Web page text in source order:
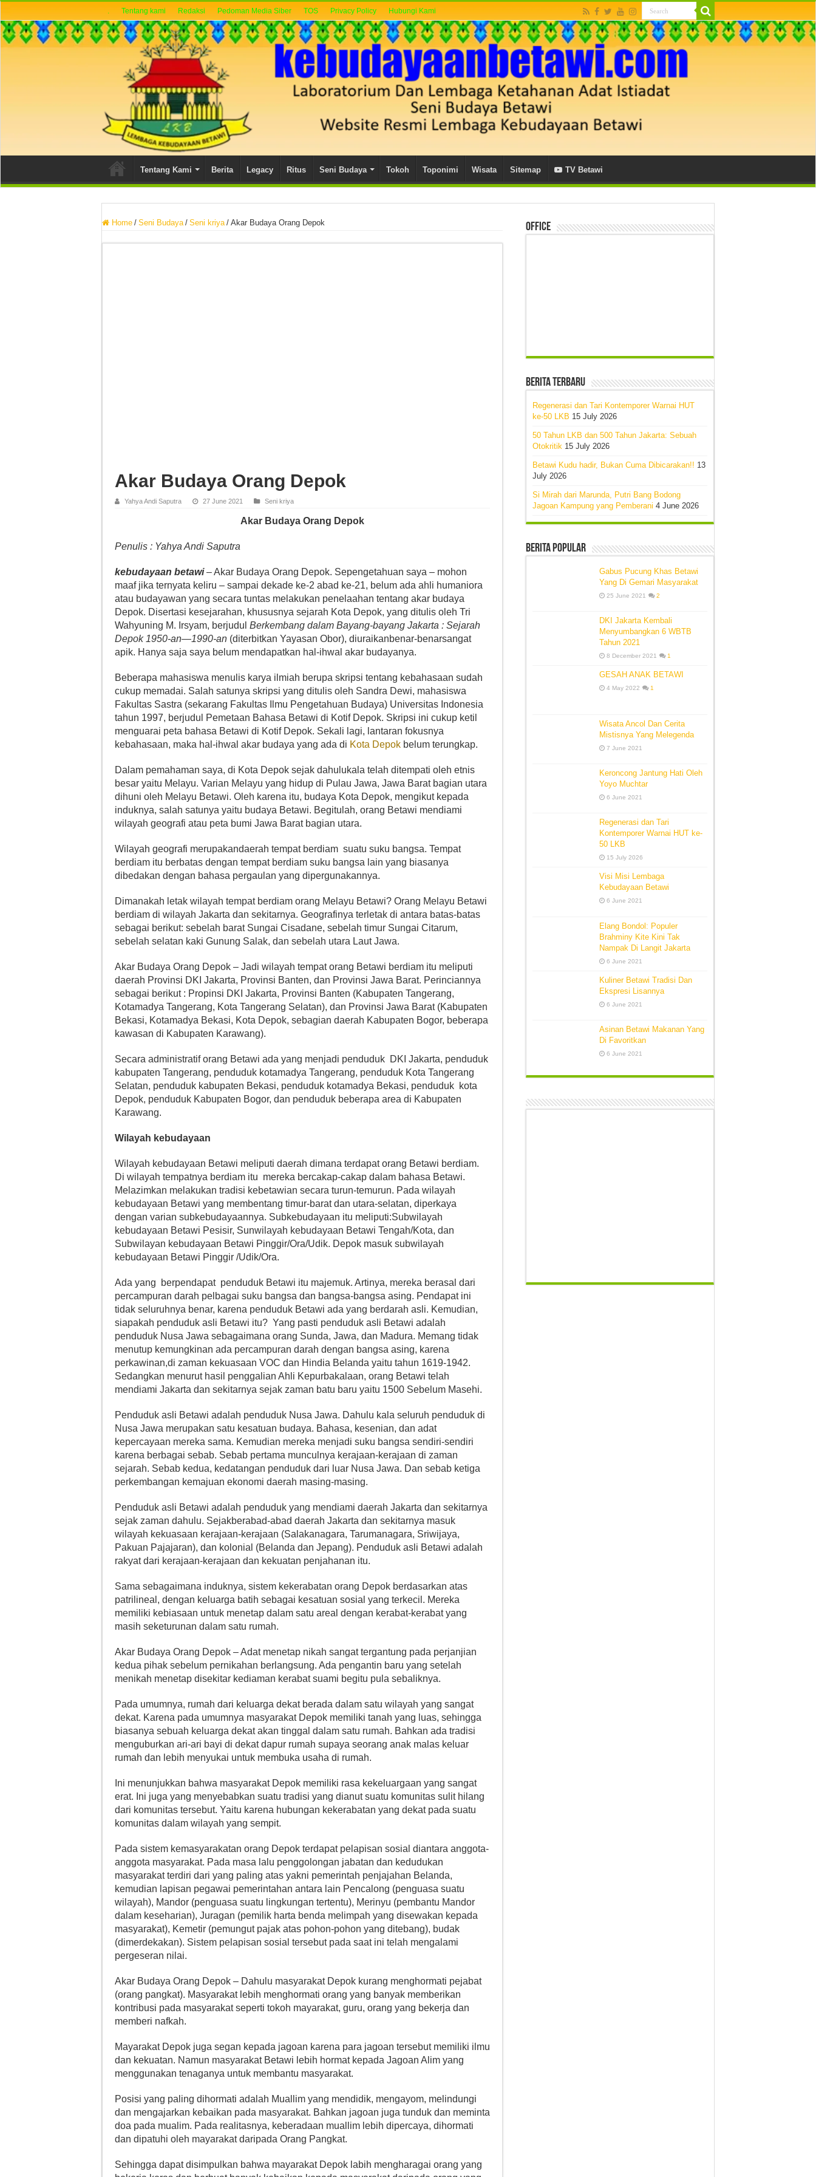
. Tentang kami Redaksi Pedoman Media Siber TOS Privacy Policy Hubungi Kami
Tentang Kami Berita Legacy Ritus Seni Budaya Tokoh Toponimi Wisata Sitemap TV Betawi
Home / Seni Budaya / Seni kriya / Akar Budaya Orang Depok
Akar Budaya Orang Depok
Yahya Andi Saputra 27 June 2021 Seni kriya
Akar Budaya Orang Depok
Penulis : Yahya Andi Saputra
kebudayaan betawi– Akar Budaya Orang Depok. Sepengetahuan saya – mohon
maaf jika ternyata keliru – sampai dekade ke-2 abad ke-21, belum ada ahli humaniora
atau budayawan yang secara tuntas melakukan penelaahan tentang akar budaya
Depok. Disertasi kesejarahan, khususnya sejarah Kota Depok, yang ditulis oleh Tri
Wahyuning M. Irsyam, berjudul Berkembang dalam Bayang-bayang Jakarta : Sejarah
Depok 1950-an—1990-an (diterbitkan Yayasan Obor), diuraikanbenar-benarsangat
apik. Hanya saja saya belum mendapatkan hal-ihwal akar budayanya.
Beberapa mahasiswa menulis karya ilmiah berupa skripsi tentang kebahasaan sudah
cukup memadai. Salah satunya skripsi yang ditulis oleh Sandra Dewi, mahasiswa
Fakultas Sastra (sekarang Fakultas Ilmu Pengetahuan Budaya) Universitas Indonesia
tahun 1997, berjudul Pemetaan Bahasa Betawi di Kotif Depok. Skripsi ini cukup ketil
menguarai peta bahasa Betawi di Kotif Depok. Sekali lagi, lantaran fokusnya
kebahasaan, maka hal-ihwal akar budaya yang ada di Kota Depok belum terungkap.
Dalam pemahaman saya, di Kota Depok sejak dahulukala telah ditempati oleh etnis
besar yaitu Melayu. Varian Melayu yang hidup di Pulau Jawa, Jawa Barat bagian utara
dihuni oleh Melayu Betawi. Oleh karena itu, budaya Kota Depok, mengikut kepada
induknya, salah satunya yaitu budaya Betawi. Begitulah, orang Betawi mendiami
wilayah geografi atau peta bumi Jawa Barat bagian utara.
Wilayah geografi merupakandaerah tempat berdiam suatu suku bangsa. Tempat
berdiam itu berbatas dengan tempat berdiam suku bangsa lain yang biasanya
dibedakan dengan bahasa pergaulan yang dipergunakannya.
Dimanakah letak wilayah tempat berdiam orang Melayu Betawi? Orang Melayu Betawi
berdiam di wilayah Jakarta dan sekitarnya. Geografinya terletak di antara batas-batas
sebagai berikut: sebelah barat Sungai Cisadane, sebelah timur Sungai Citarum,
sebelah selatan kaki Gunung Salak, dan sebelah utara Laut Jawa.
Akar Budaya Orang Depok – Jadi wilayah tempat orang Betawi berdiam itu meliputi
daerah Provinsi DKI Jakarta, Provinsi Banten, dan Provinsi Jawa Barat. Perinciannya
sebagai berikut : Propinsi DKI Jakarta, Provinsi Banten (Kabupaten Tangerang,
Kotamadya Tangerang, Kota Tangerang Selatan), dan Provinsi Jawa Barat (Kabupaten
Bekasi, Kotamadya Bekasi, Kota Depok, sebagian daerah Kabupaten Bogor, beberapa
kawasan di Kabupaten Karawang).
Secara administratif orang Betawi ada yang menjadi penduduk DKI Jakarta, penduduk
kabupaten Tangerang, penduduk kotamadya Tangerang, penduduk Kota Tangerang
Selatan, penduduk kabupaten Bekasi, penduduk kotamadya Bekasi, penduduk kota
Depok, penduduk Kabupaten Bogor, dan penduduk beberapa area di Kabupaten
Karawang.
Wilayah kebudayaan
Wilayah kebudayaan Betawi meliputi daerah dimana terdapat orang Betawi berdiam.
Di wilayah tempatnya berdiam itu mereka bercakap-cakap dalam bahasa Betawi.
Melazimkan melakukan tradisi kebetawian secara turun-temurun. Pada wilayah
kebudayaan Betawi yang membentang timur-barat dan utara-selatan, diperkaya
dengan varian subkebudayaannya. Subkebudayaan itu meliputi:Subwilayah
kebudayaan Betawi Pesisir, Sunwilayah kebudayaan Betawi Tengah/Kota, dan
Subwilayan kebudayaan Betawi Pinggir/Ora/Udik. Depok masuk subwilayah
kebudayaan Betawi Pinggir /Udik/Ora.
Ada yang berpendapat penduduk Betawi itu majemuk. Artinya, mereka berasal dari
percampuran darah pelbagai suku bangsa dan bangsa-bangsa asing. Pendapat ini
tidak seluruhnya benar, karena penduduk Betawi ada yang berdarah asli. Kemudian,
siapakah penduduk asli Betawi itu? Yang pasti penduduk asli Betawi adalah
penduduk Nusa Jawa sebagaimana orang Sunda, Jawa, dan Madura. Memang tidak
menutup kemungkinan ada percampuran darah dengan bangsa asing, karena
perkawinan,di zaman kekuasaan VOC dan Hindia Belanda yaitu tahun 1619-1942.
Sedangkan menurut hasil penggalian Ahli Kepurbakalaan, orang Betawi telah
mendiami Jakarta dan sekitarnya sejak zaman batu baru yaitu 1500 Sebelum Masehi.
Penduduk asli Betawi adalah penduduk Nusa Jawa. Dahulu kala seluruh penduduk di
Nusa Jawa merupakan satu kesatuan budaya. Bahasa, kesenian, dan adat
kepercayaan mereka sama. Kemudian mereka menjadi suku bangsa sendiri-sendiri
karena berbagai sebab. Sebab pertama munculnya kerajaan-kerajaan di zaman
sejarah. Sebab kedua, kedatangan penduduk dari luar Nusa Jawa. Dan sebab ketiga
perkembangan kemajuan ekonomi daerah masing-masing.
Penduduk asli Betawi adalah penduduk yang mendiami daerah Jakarta dan sekitarnya
sejak zaman dahulu. Sejakberabad-abad daerah Jakarta dan sekitarnya masuk
wilayah kekuasaan kerajaan-kerajaan (Salakanagara, Tarumanagara, Sriwijaya,
Pakuan Pajajaran), dan kolonial (Belanda dan Jepang). Penduduk asli Betawi adalah
rakyat dari kerajaan-kerajaan dan kekuatan penjahanan itu.
Sama sebagaimana induknya, sistem kekerabatan orang Depok berdasarkan atas
patrilineal, dengan keluarga batih sebagai kesatuan sosial yang terkecil. Mereka
memiliki kebiasaan untuk menetap dalam satu areal dengan kerabat-kerabat yang
masih seketurunan dalam satu rumah.
Akar Budaya Orang Depok – Adat menetap nikah sangat tergantung pada perjanjian
kedua pihak sebelum pernikahan berlangsung. Ada pengantin baru yang setelah
menikah menetap disekitar kediaman kerabat suami begitu pula sebaliknya.
Pada umumnya, rumah dari keluarga dekat berada dalam satu wilayah yang sangat
dekat. Karena pada umumnya masyarakat Depok memiliki tanah yang luas, sehingga
biasanya sebuah keluarga dekat akan tinggal dalam satu rumah. Bahkan ada tradisi
menguburkan ari-ari bayi di dekat dapur rumah supaya seorang anak malas keluar
rumah dan lebih menyukai untuk membuka usaha di rumah.
Ini menunjukkan bahwa masyarakat Depok memiliki rasa kekeluargaan yang sangat
erat. Ini juga yang menyebabkan suatu tradisi yang dianut suatu komunitas sulit hilang
dari komunitas tersebut. Yaitu karena hubungan kekerabatan yang dekat pada suatu
komunitas dalam wilayah yang sempit.
Pada sistem kemasyarakatan orang Depok terdapat pelapisan sosial diantara anggota-
anggota masyarakat. Pada masa lalu penggolongan jabatan dan kedudukan
masyarakat terdiri dari yang paling atas yakni pemerintah penjajahan Belanda,
kemudian lapisan pegawai pemerintahan antara lain Pencalong (penguasa suatu
wilayah), Mandor (penguasa suatu lingkungan tertentu), Merinyu (pembantu Mandor
dalam keseharian), Juragan (pemilik harta benda melimpah yang disewakan kepada
masyarakat), Kemetir (pemungut pajak atas pohon-pohon yang ditebang), budak
(dimerdekakan). Sistem pelapisan sosial tersebut pada saat ini telah mengalami
pergeseran nilai.
Akar Budaya Orang Depok – Dahulu masyarakat Depok kurang menghormati pejabat
(orang pangkat). Masyarakat lebih menghormati orang yang banyak memberikan
kontribusi pada masyarakat seperti tokoh mayarakat, guru, orang yang bekerja dan
memberi nafkah.
Mayarakat Depok juga segan kepada jagoan karena para jagoan tersebut memiliki ilmu
dan kekuatan. Namun masyarakat Betawi lebih hormat kepada Jagoan Alim yang
menggunakan tenaganya untuk membantu masyarakat.
Posisi yang paling dihormati adalah Muallim yang mendidik, mengayom, melindungi
dan mengajarkan kebaikan pada masyarakat. Bahkan jagoan juga tunduk dan meminta
doa pada mualim. Pada realitasnya, keberadaan muallim lebih dipercaya, dihormati
dan dipatuhi oleh mayarakat daripada Orang Pangkat.
Sehingga dapat disimpulkan bahwa mayarakat Depok labih mengharagai orang yang
Office
Berita Terbaru
Regenerasi dan Tari Kontemporer Warnai HUT
ke-50 LKB 15 July 2026
50 Tahun LKB dan 500 Tahun Jakarta: Sebuah
Otokritik 15 July 2026
Betawi Kudu hadir, Bukan Cuma Dibicarakan!! 13
July 2026
Si Mirah dari Marunda, Putri Bang Bodong
Jagoan Kampung yang Pemberani 4 June 2026
Berita Popular
Gabus Pucung Khas Betawi
Yang Di Gemari Masyarakat
25 June 2021 2
DKI Jakarta Kembali
Menyumbangkan 6 WBTB
Tahun 2021
8 December 2021 1
GESAH ANAK BETAWI
4 May 2022 1
Wisata Ancol Dan Cerita
Mistisnya Yang Melegenda
7 June 2021
Keroncong Jantung Hati Oleh
Yoyo Muchtar
6 June 2021
Regenerasi dan Tari
Kontemporer Warnai HUT ke-
50 LKB
15 July 2026
Visi Misi Lembaga
Kebudayaan Betawi
6 June 2021
Elang Bondol: Populer
Brahminy Kite Kini Tak
Nampak Di Langit Jakarta
6 June 2021
Kuliner Betawi Tradisi Dan
Ekspresi Lisannya
6 June 2021
Asinan Betawi Makanan Yang
Di Favoritkan
6 June 2021